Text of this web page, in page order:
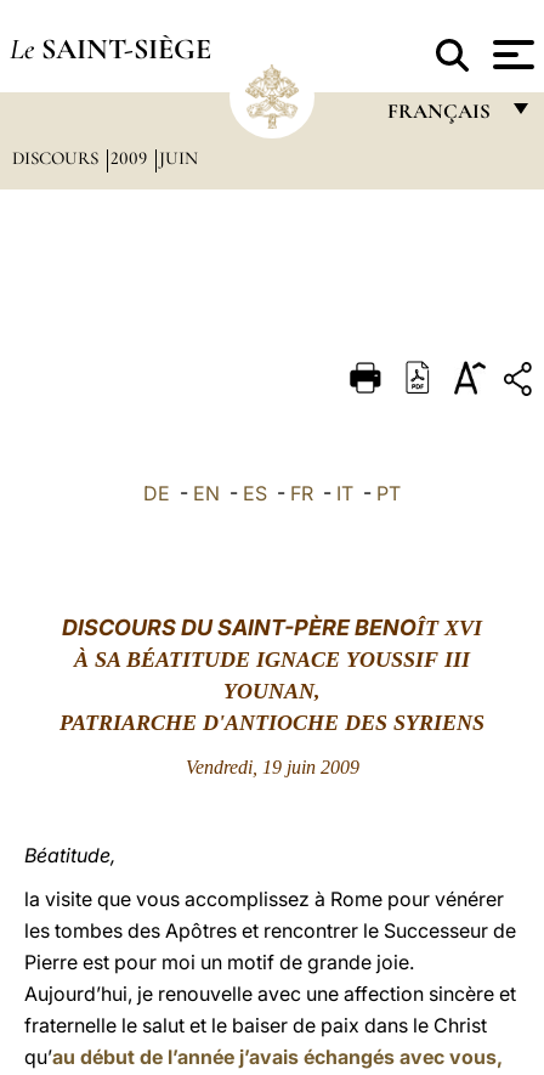
Le SAINT-SIÈGE
FRANÇAIS
DEUTSCH
العربيّة
DISCOURS 2009 JUIN
DE - EN - ES - FR - IT - PT
DISCOURS DU SAINT-PÈRE BENOÎT XVI
À SA BÉATITUDE IGNACE YOUSSIF III
YOUNAN,
PATRIARCHE D'ANTIOCHE DES SYRIENS
Vendredi, 19 juin 2009
Béatitude,
la visite que vous accomplissez à Rome pour vénérer
les tombes des Apôtres et rencontrer le Successeur de
Pierre est pour moi un motif de grande joie.
Aujourd’hui, je renouvelle avec une affection sincère et
fraternelle le salut et le baiser de paix dans le Christ
qu’au début de l’année j’avais échangés avec vous,